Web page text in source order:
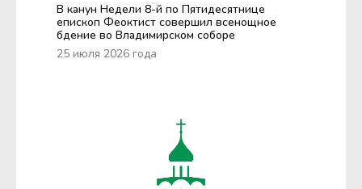
В канун Недели 8-й по Пятидесятнице
епископ Феоктист совершил всенощное
бдение во Владимирском соборе
25 июля 2026 года